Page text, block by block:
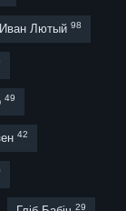
Иван Лютый 98
49
42
29